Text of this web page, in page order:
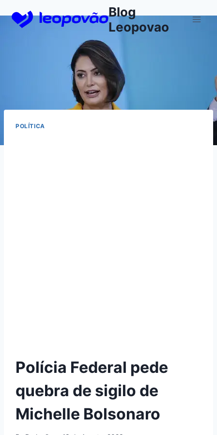
Blog
Leopovao
POLÍTICA
Polícia Federal pede
quebra de sigilo de
Michelle Bolsonaro